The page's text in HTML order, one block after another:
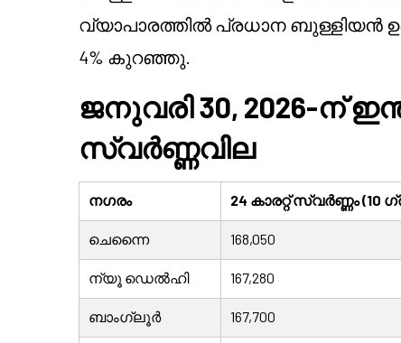
വ്യാപാരത്തിൽ പ്രധാന ബുള്ളിയൻ
4% കുറഞ്ഞു.
ജനുവരി 30, 2026-ന്
സ്വർണ്ണവില
നഗരം 24 കാരറ്റ് സ്വർണ്ണം (10
ചെന്നൈ 168,050
ന്യൂ ഡെൽഹി 167,280
ബാംഗ്ലൂർ 167,700